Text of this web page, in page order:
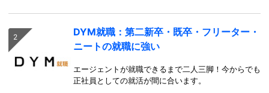
DYM就職：第二新卒・既卒・フリーター・
ニートの就職に強い
エージェントが就職できるまで二人三脚！今からでも
正社員としての就活が間に合います。